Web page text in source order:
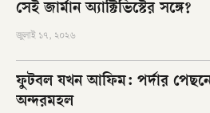
সেই জার্মান অ্যাক্টিভিস্টের সঙ্গে?
জুলাই ১৭, ২০২৬
ফুটবল যখন আফিম: পর্দার
অন্দরমহল